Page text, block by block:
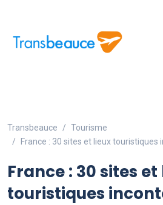
Transbeauce
Tourisme
France : 30 sites et lieux touristiques
France : 30 sites
touristiques